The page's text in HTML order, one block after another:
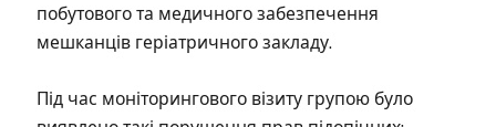
побутового та медичного забезпечення
мешканців геріатричного закладу.
Під час моніторингового візиту групою було